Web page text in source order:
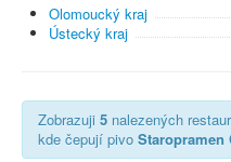
Olomoucký kraj
Ústecký kraj
Zobrazuji 5 nalezených
kde čepují pivo Staropramen